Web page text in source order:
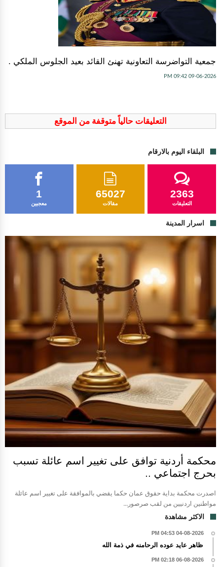
جمعية التواضرسة التعاونية تهنئ القائد بعيد الجلوس الملكي .
09-06-2026 09:42 PM
التعليقات حالياً متوقفة من الموقع
البلقاء اليوم بالارقام
1
معجبين
65027
مقالات
2363
التعليقات
اسرار المدينة
محكمة أردنية توافق على تغيير اسم عائلة تسبب
بحرج اجتماعي ..
اصدرت محكمة بداية حقوق عمان حكما يقضي بالموافقة على تغيير اسم عائلة
مواطنين اردنيين من لقب صرصور...
الاكثر مشاهدة
04-08-2026 04:53 PM
ظاهر عايد عوده الرحامنه في ذمة الله
06-08-2026 02:18 PM